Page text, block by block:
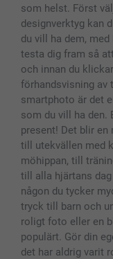
Alla fotoprodukter
som helst. Först
designverktyg kan
du vill ha dem,
testa dig fram så
och innan du
förhandsvisning av
smartphoto är det
som du vill ha den.
present! Det blir en
till utekvällen med
möhippan, till
till alla hjärtans
någon du tycker
tryck till barn och
roligt foto eller en
populärt. Gör din
det har aldrig varit